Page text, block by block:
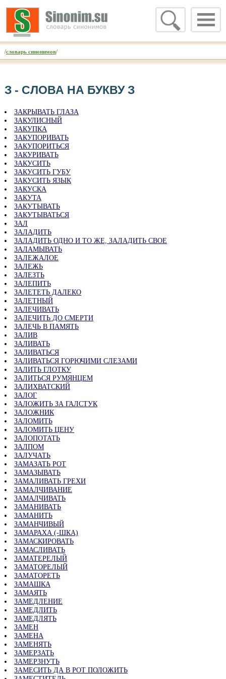
/словарь синонимов/
З - CЛОВА НА БУКВУ З
ЗАКРЫВАТЬ ГЛАЗА
ЗАКУЛИСНЫЙ
ЗАКУПКА
ЗАКУПОРИВАТЬ
ЗАКУПОРИТЬСЯ
ЗАКУРИВАТЬ
ЗАКУСИТЬ
ЗАКУСИТЬ ГУБУ
ЗАКУСИТЬ ЯЗЫК
ЗАКУСКА
ЗАКУТА
ЗАКУТЫВАТЬ
ЗАКУТЫВАТЬСЯ
ЗАЛ
ЗАЛАДИТЬ
ЗАЛАДИТЬ ОДНО И ТО ЖЕ, ЗАЛАДИТЬ СВОЕ
ЗАЛАМЫВАТЬ
ЗАЛЕЖАЛОЕ
ЗАЛЕЖЬ
ЗАЛЕЗТЬ
ЗАЛЕПИТЬ
ЗАЛЕТЕТЬ ДАЛЕКО
ЗАЛЕТНЫЙ
ЗАЛЕЧИВАТЬ
ЗАЛЕЧИТЬ ДО СМЕРТИ
ЗАЛЕЧЬ В ПАМЯТЬ
ЗАЛИВ
ЗАЛИВАТЬ
ЗАЛИВАТЬСЯ
ЗАЛИВАТЬСЯ ГОРЮЧИМИ СЛЕЗАМИ
ЗАЛИТЬ ГЛОТКУ
ЗАЛИТЬСЯ РУМЯНЦЕМ
ЗАЛИХВАТСКИЙ
ЗАЛОГ
ЗАЛОЖИТЬ ЗА ГАЛСТУК
ЗАЛОЖНИК
ЗАЛОМИТЬ
ЗАЛОМИТЬ ЦЕНУ
ЗАЛОПОТАТЬ
ЗАЛПОМ
ЗАЛУЧАТЬ
ЗАМАЗАТЬ РОТ
ЗАМАЗЫВАТЬ
ЗАМАЛИВАТЬ ГРЕХИ
ЗАМАЛЧИВАНИЕ
ЗАМАЛЧИВАТЬ
ЗАМАНИВАТЬ
ЗАМАНИТЬ
ЗАМАНЧИВЫЙ
ЗАМАРАХА (-ШКА)
ЗАМАСКИРОВАТЬ
ЗАМАСЛИВАТЬ
ЗАМАТЕРЕЛЫЙ
ЗАМАТОРЕЛЫЙ
ЗАМАТОРЕТЬ
ЗАМАШКА
ЗАМАЯТЬ
ЗАМЕДЛЕНИЕ
ЗАМЕДЛИТЬ
ЗАМЕДЛЯТЬ
ЗАМЕН
ЗАМЕНА
ЗАМЕНЯТЬ
ЗАМЕРЗАТЬ
ЗАМЕРЗНУТЬ
ЗАМЕСИТЬ ДА В РОТ ПОЛОЖИТЬ